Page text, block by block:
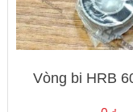
Vòng bi HRB